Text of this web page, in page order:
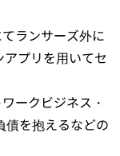
ランサーズ外に
プリを用いてセ
ークビジネス・
債を抱えるなどの